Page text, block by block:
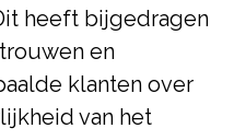
heeft bijgedragen
en
klanten over
van het